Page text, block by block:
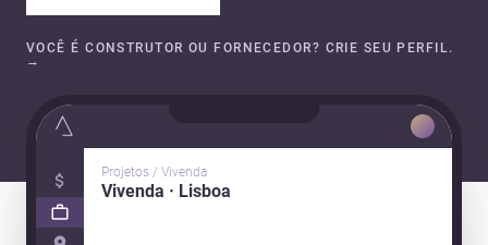
VOCÊ É CONSTRUTOR OU FORNECEDOR? CRIE SEU PERFIL.
→
Projetos / Vivenda
Vivenda · Lisboa